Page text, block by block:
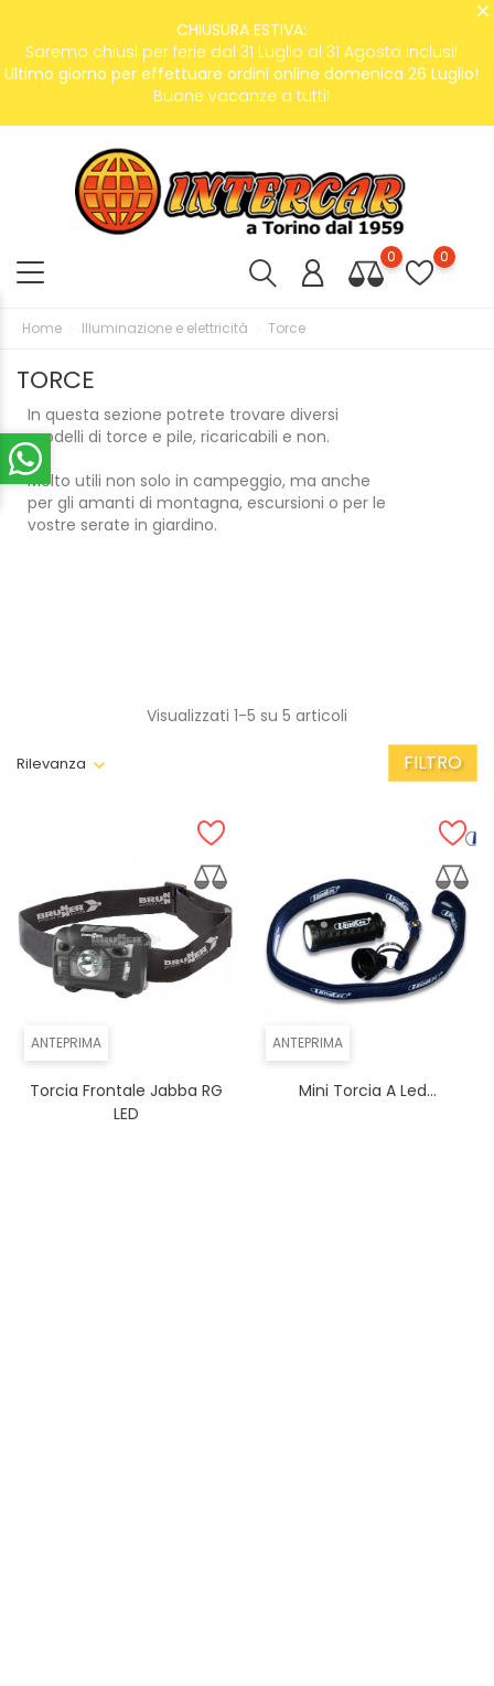
CHIUSURA ESTIVA:
Saremo chiusi per ferie dal 31 Luglio al 31 Agosto inclusi!
Ultimo giorno per effettuare ordini online domenica 26 Luglio!
Buone vacanze a tutti!
0 0
Home Illuminazione e elettricità Torce
TORCE
In questa sezione potrete trovare diversi
modelli di torce e pile, ricaricabili e non.
Molto utili non solo in campeggio, ma anche
per gli amanti di montagna, escursioni o per le
vostre serate in giardino.
Rilevanza FILTRO
Visualizzati 1-5 su 5 articoli
ANTEPRIMA
Torcia Frontale Jabba RG
LED
ANTEPRIMA
Mini Torcia A Led...